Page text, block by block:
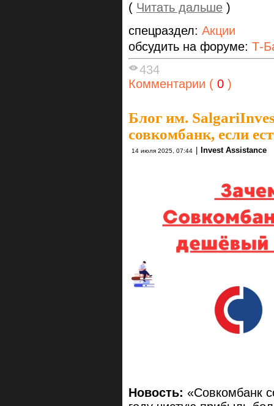
( Читать дальше )
спецраздел: Акции
обсудить на форуме: Т-
434
Комментарии ( 0 )
Блог им.
совкомбанк, если
14 июля 2025, 07:44 Invest Assistance
Новость: «Совкомбанк